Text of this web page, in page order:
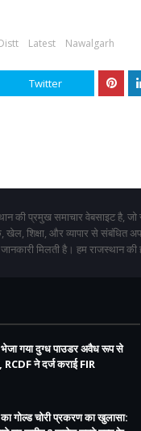
Latest Nawalgarh
Twitter
की प्रमुख समाचार वेबसाइट है,
खेल, शिक्षा, और व्यापार से संबंधित
जानकारी मिलती है। हम
गया दुग्ध पाउडर अवैध रूप से
RCDF ने दर्ज कराई FIR
गोल्ड चोरी प्रकरण का खुलासा: